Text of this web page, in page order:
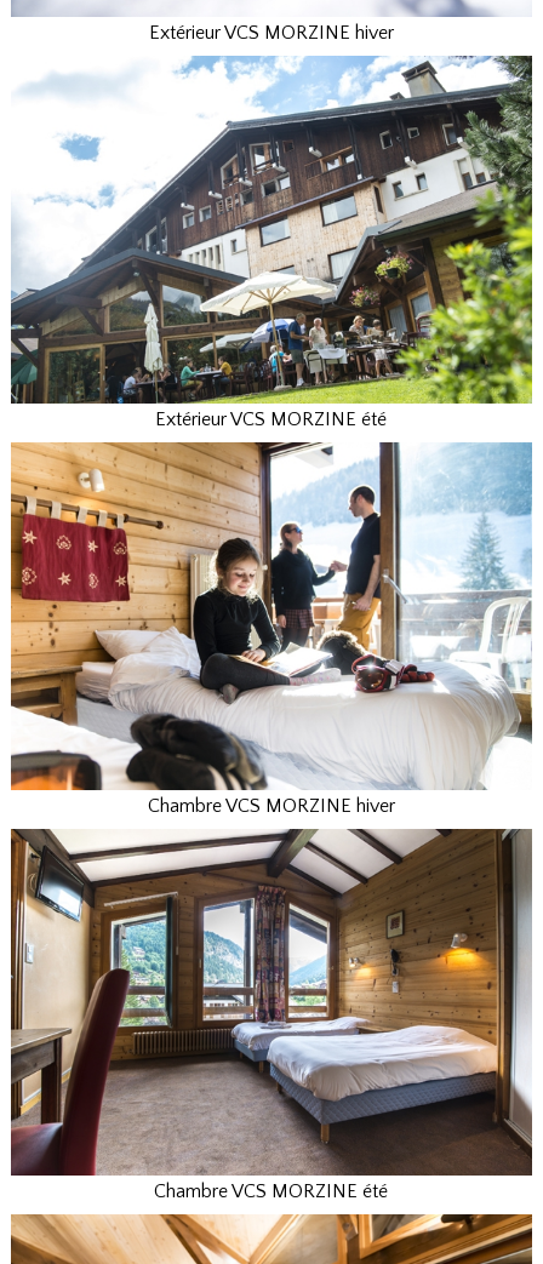
Extérieur VCS MORZINE hiver
Extérieur VCS MORZINE été
Chambre VCS MORZINE hiver
Chambre VCS MORZINE été